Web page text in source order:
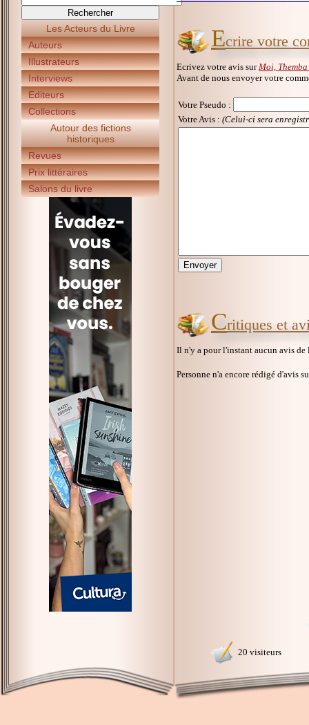
Les Acteurs du Livre
Auteurs
Illustrateurs
Interviews
Editeurs
Collections
Autour des fictions
historiques
Revues
Prix littéraires
Salons du livre
Ecrire votre
Ecrivez votre avis sur Moi,
Avant de nous envoyer votre
Votre Pseudo :
Votre Avis : (Celui-ci sera
Critiques et
Il n'y a pour l'instant aucun avis
Personne n'a encore rédigé d'avis
20 visiteurs